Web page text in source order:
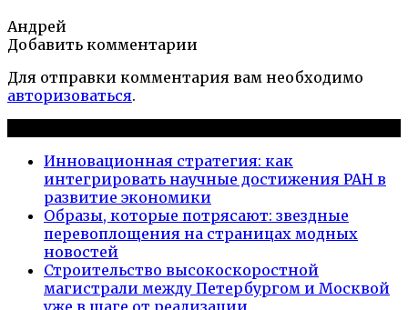
Андрей
Добавить комментарии
Для отправки комментария вам необходимо
авторизоваться.
Инновационная стратегия: как
интегрировать научные достижения РАН в
развитие экономики
Образы, которые потрясают: звездные
перевоплощения на страницах модных
новостей
Строительство высокоскоростной
магистрали между Петербургом и Москвой
уже в шаге от реализации